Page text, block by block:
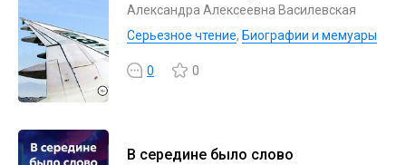
Александра Алексеевна Василевская
Серьезное чтение, Биографии и мемуары
0 0
В середине было слово